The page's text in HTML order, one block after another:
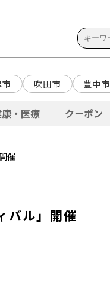
吹田市 豊中市
・医療 クーポン
催
バル」開催